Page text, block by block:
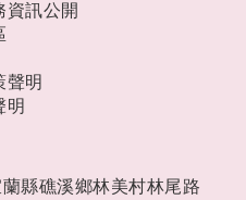
資訊公開
聲明
明
縣礁溪鄉林美村林尾路